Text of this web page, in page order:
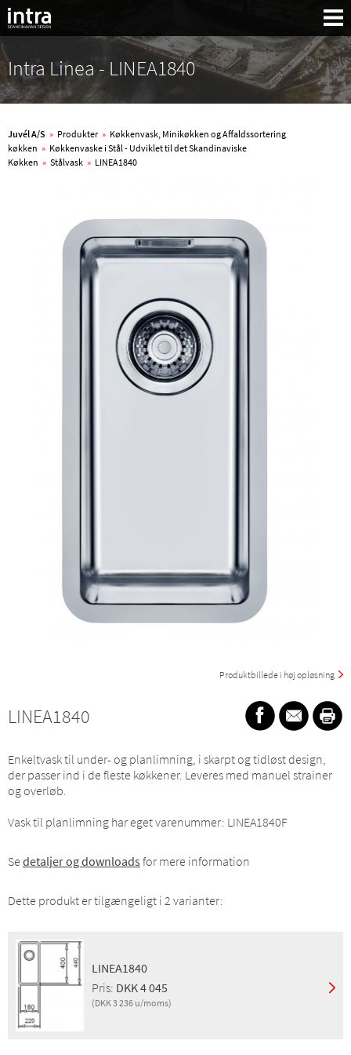
Søg:
Intra Linea - LINEA1840
Juvél A/S » Produkter » Køkkenvask, Minikøkken og Affaldssortering
køkken » Køkkenvaske i Stål - Udviklet til det Skandinaviske
Køkken » Stålvask » LINEA1840
Produktbillede i høj opløsning
LINEA1840
Enkeltvask til under- og planlimning, i skarpt og tidløst design,
der passer ind i de fleste køkkener. Leveres med manuel strainer
og overløb.
Vask til planlimning har eget varenummer: LINEA1840F
Se detaljer og downloads for mere information
Dette produkt er tilgængeligt i 2 varianter:
LINEA1840
Pris: DKK 4 045
(DKK 3 236 u/moms)